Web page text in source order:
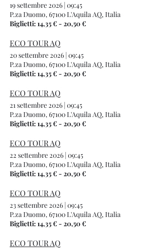
19 settembre 2026 | 09:45
P.za Duomo, 67100 L'Aquila AQ, Italia
Biglietti: 14,35 € - 20,50 €
ECO TOUR AQ
20 settembre 2026 | 09:45
P.za Duomo, 67100 L'Aquila AQ, Italia
Biglietti: 14,35 € - 20,50 €
ECO TOUR AQ
21 settembre 2026 | 09:45
P.za Duomo, 67100 L'Aquila AQ, Italia
Biglietti: 14,35 € - 20,50 €
ECO TOUR AQ
22 settembre 2026 | 09:45
P.za Duomo, 67100 L'Aquila AQ, Italia
Biglietti: 14,35 € - 20,50 €
ECO TOUR AQ
23 settembre 2026 | 09:45
P.za Duomo, 67100 L'Aquila AQ, Italia
Biglietti: 14,35 € - 20,50 €
ECO TOUR AQ